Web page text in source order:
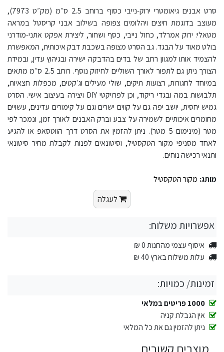
סרט אבנים גיאומטרי ירוק‑נייבי כסוף ברוחב 2.5 ס״מ (מק״ט 7973),
מעוצב בדוגמת חיצים ויהלומים צפופה בשילוב אבני קריסטל במראה
מטאלי: ירוק אמרלד, כחול נייבי, כסף ושחור, ליצירת אפקט אתני‑מודרני
בולט מאוד על הבגד. גב הסרט מצופה בשכבת דבק איכותית, המאפשרת
להצמיד אותו למגוון רחב של בדים בהדבקה ישירה ובגיהוץ עדין, ובמידת
הצורך ניתן גם לתפור לאורך השוליים לחיזוק נוסף. רוחב 2.5 ס״מ מתאים
במיוחד לחגורות, רצועות תיקים, שולי מעילים וג׳קטים, מכפלות חצאיות,
תלבושות במה ובגדי ריקוד, וכן לפרויקטי DIY ויצירה בעיצוב אישי. הסרט
גמיש יחסית, יושב יפה גם על קווים ישרים וגם על קימורים עדינים, עשויים
מחומרים איכותיים לשמירה על צבע וברק האבנים לאורך זמן, ונמכר לפי
מטר (מינימום 5 מטר). ניתן להזמין את הסרט דרך הווטסאפ או להגיע
לאחד מסניפי מקור הטקסטיל, וסיטונאים לפנות לקבלת מחיר סיטונאי
ותנאי רכישה נוחים.
מותג: מקור הטקסטיל
לעגלה
אפשרויות משלוח:
איסוף עצמי מהחנות 0 ₪
עלות משלוח בארץ 40 ₪
זמינות/ כמויות:
1000 פריטים במלאי
אין הגבלת קניה
ניתן להזמין גם את כל המלאי
מוצרים קשורים